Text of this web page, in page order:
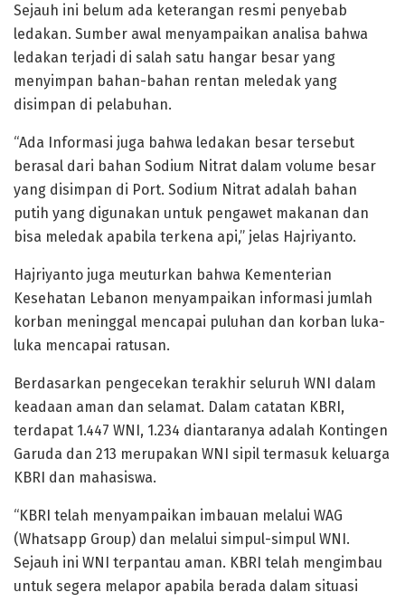
Sejauh ini belum ada keterangan resmi penyebab
ledakan. Sumber awal menyampaikan analisa bahwa
ledakan terjadi di salah satu hangar besar yang
menyimpan bahan-bahan rentan meledak yang
disimpan di pelabuhan.
“Ada Informasi juga bahwa ledakan besar tersebut
berasal dari bahan Sodium Nitrat dalam volume besar
yang disimpan di Port. Sodium Nitrat adalah bahan
putih yang digunakan untuk pengawet makanan dan
bisa meledak apabila terkena api,” jelas Hajriyanto.
Hajriyanto juga meuturkan bahwa Kementerian
Kesehatan Lebanon menyampaikan informasi jumlah
korban meninggal mencapai puluhan dan korban luka-
luka mencapai ratusan.
Berdasarkan pengecekan terakhir seluruh WNI dalam
keadaan aman dan selamat. Dalam catatan KBRI,
terdapat 1.447 WNI, 1.234 diantaranya adalah Kontingen
Garuda dan 213 merupakan WNI sipil termasuk keluarga
KBRI dan mahasiswa.
“KBRI telah menyampaikan imbauan melalui WAG
(Whatsapp Group) dan melalui simpul-simpul WNI.
Sejauh ini WNI terpantau aman. KBRI telah mengimbau
untuk segera melapor apabila berada dalam situasi